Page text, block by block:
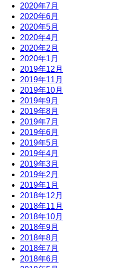
2020年7月
2020年6月
2020年5月
2020年4月
2020年2月
2020年1月
2019年12月
2019年11月
2019年10月
2019年9月
2019年8月
2019年7月
2019年6月
2019年5月
2019年4月
2019年3月
2019年2月
2019年1月
2018年12月
2018年11月
2018年10月
2018年9月
2018年8月
2018年7月
2018年6月